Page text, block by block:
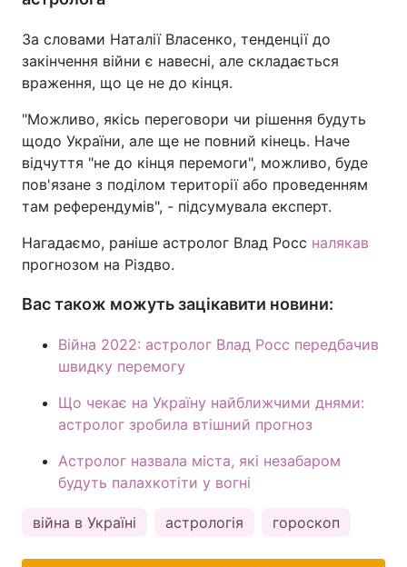
За словами Наталії Власенко, тенденції до
закінчення війни є навесні, але складається
враження, що це не до кінця.
"Можливо, якісь переговори чи рішення будуть
щодо України, але ще не повний кінець. Наче
відчуття "не до кінця перемоги", можливо, буде
пов'язане з поділом території або проведенням
там референдумів", - підсумувала експерт.
Нагадаємо, раніше астролог Влад Росс налякав
прогнозом на Різдво.
Вас також можуть зацікавити новини:
Війна 2022: астролог Влад Росс передбачив
швидку перемогу
Що чекає на Україну найближчими днями:
астролог зробила втішний прогноз
Астролог назвала міста, які незабаром
будуть палахкотіти у вогні
війна в Україні астрологія гороскоп